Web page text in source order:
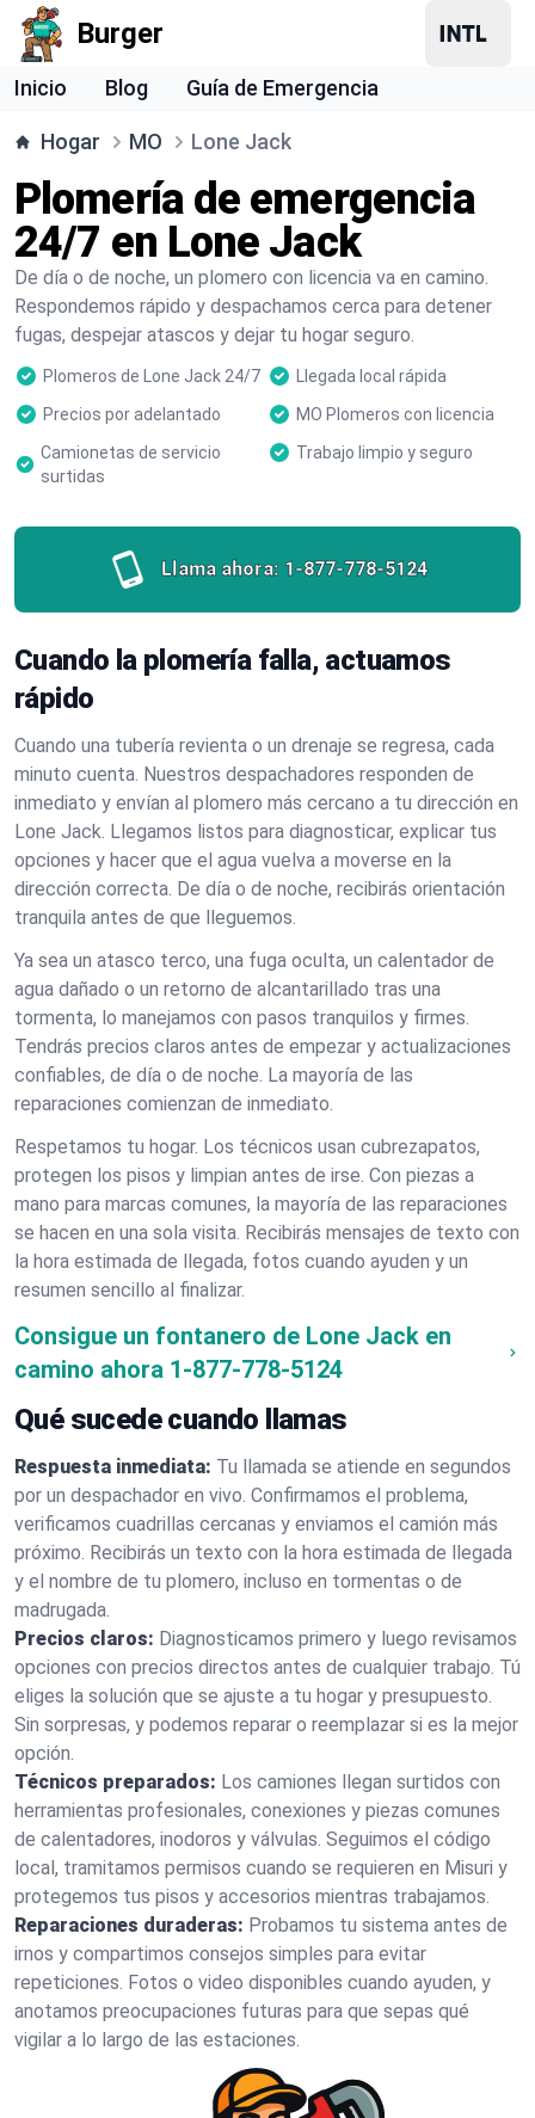
Burger
Inicio Blog Guía de Emergencia
Hogar MO Lone Jack
Plomería de emergencia
24/7 en Lone Jack
De día o de noche, un plomero con licencia va en camino.
Respondemos rápido y despachamos cerca para detener
fugas, despejar atascos y dejar tu hogar seguro.
Plomeros de Lone Jack 24/7
Llegada local rápida
Precios por adelantado
MO Plomeros con licencia
Camionetas de servicio
surtidas
Trabajo limpio y seguro
Llama ahora: 1-877-778-5124
Cuando la plomería falla, actuamos
rápido
Cuando una tubería revienta o un drenaje se regresa, cada
minuto cuenta. Nuestros despachadores responden de
inmediato y envían al plomero más cercano a tu dirección en
Lone Jack. Llegamos listos para diagnosticar, explicar tus
opciones y hacer que el agua vuelva a moverse en la
dirección correcta. De día o de noche, recibirás orientación
tranquila antes de que lleguemos.
Ya sea un atasco terco, una fuga oculta, un calentador de
agua dañado o un retorno de alcantarillado tras una
tormenta, lo manejamos con pasos tranquilos y firmes.
Tendrás precios claros antes de empezar y actualizaciones
confiables, de día o de noche. La mayoría de las
reparaciones comienzan de inmediato.
Respetamos tu hogar. Los técnicos usan cubrezapatos,
protegen los pisos y limpian antes de irse. Con piezas a
mano para marcas comunes, la mayoría de las reparaciones
se hacen en una sola visita. Recibirás mensajes de texto con
la hora estimada de llegada, fotos cuando ayuden y un
resumen sencillo al finalizar.
Consigue un fontanero de Lone Jack en
camino ahora 1-877-778-5124
Qué sucede cuando llamas
Respuesta inmediata: Tu llamada se atiende en segundos
por un despachador en vivo. Confirmamos el problema,
verificamos cuadrillas cercanas y enviamos el camión más
próximo. Recibirás un texto con la hora estimada de llegada
y el nombre de tu plomero, incluso en tormentas o de
madrugada.
Precios claros: Diagnosticamos primero y luego revisamos
opciones con precios directos antes de cualquier trabajo. Tú
eliges la solución que se ajuste a tu hogar y presupuesto.
Sin sorpresas, y podemos reparar o reemplazar si es la mejor
opción.
Técnicos preparados: Los camiones llegan surtidos con
herramientas profesionales, conexiones y piezas comunes
de calentadores, inodoros y válvulas. Seguimos el código
local, tramitamos permisos cuando se requieren en Misuri y
protegemos tus pisos y accesorios mientras trabajamos.
Reparaciones duraderas: Probamos tu sistema antes de
irnos y compartimos consejos simples para evitar
repeticiones. Fotos o video disponibles cuando ayuden, y
anotamos preocupaciones futuras para que sepas qué
vigilar a lo largo de las estaciones.